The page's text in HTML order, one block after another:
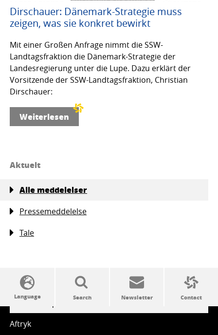
Dirschauer: Dänemark-Strategie muss
zeigen, was sie konkret bewirkt
Mit einer Großen Anfrage nimmt die SSW-
Landtagsfraktion die Dänemark-Strategie der
Landesregierung unter die Lupe. Dazu erklärt der
Vorsitzende der SSW-Landtagsfraktion, Christian
Dirschauer:
Weiterlesen
Aktuelt
Alle meddelelser
Pressemeddelelse
Tale
SSW politics from A to Z
Aftryk